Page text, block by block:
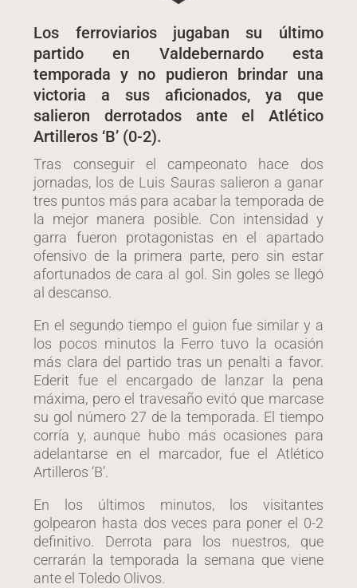
​​​​​Los ferroviarios jugaban su último
partido en Valdebernardo esta
temporada y no pudieron brindar una
victoria a sus aficionados, ya que
salieron derrotados ante el Atlético
Artilleros ‘B’ (0-2).
Tras conseguir el campeonato hace dos
jornadas, los de Luis Sauras salieron a ganar
tres puntos más para acabar la temporada de
la mejor manera posible. Con intensidad y
garra fueron protagonistas en el apartado
ofensivo de la primera parte, pero sin estar
afortunados de cara al gol. Sin goles se llegó
al descanso.
En el segundo tiempo el guion fue similar y a
los pocos minutos la Ferro tuvo la ocasión
más clara del partido tras un penalti a favor.
Ederit fue el encargado de lanzar la pena
máxima, pero el travesaño evitó que marcase
su gol número 27 de la temporada. El tiempo
corría y, aunque hubo más ocasiones para
adelantarse en el marcador, fue el Atlético
Artilleros ‘B’.
En los últimos minutos, los visitantes
golpearon hasta dos veces para poner el 0-2
definitivo. Derrota para los nuestros, que
cerrarán la temporada la semana que viene
ante el Toledo Olivos.